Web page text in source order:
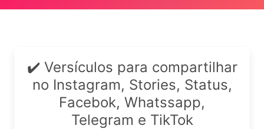
✔️ Versículos para compartilhar
no Instagram, Stories, Status,
Facebok, Whatssapp,
Telegram e TikTok